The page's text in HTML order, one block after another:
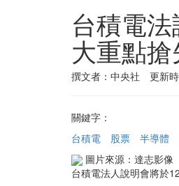
台積電
大重點
撰文者：中央社 更新
關鍵字：
台積電
股票 半導體
圖片來源：達志影像
台積電法人說明會將於